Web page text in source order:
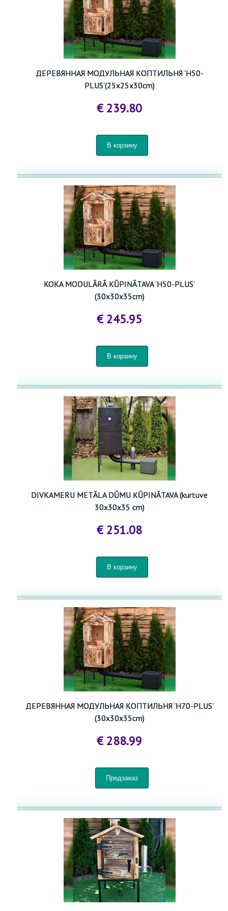
ДЕРЕВЯННАЯ МОДУЛЬНАЯ КОПТИЛЬНЯ 'H50-
PLUS'(25x25x30cm)
€ 239.80
KOKA MODULĀRĀ KŪPINĀTAVA 'H50-PLUS'
(30x30x35cm)
€ 245.95
DIVKAMERU METĀLA DŪMU KŪPINĀTAVA (kurtuve
30x30x35 cm)
€ 251.08
ДЕРЕВЯННАЯ МОДУЛЬНАЯ КОПТИЛЬНЯ 'H70-PLUS'
(30x30x35cm)
€ 288.99